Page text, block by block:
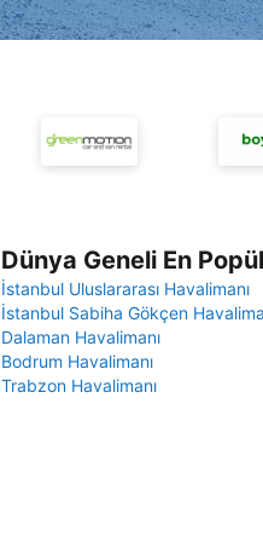
Dünya Geneli En
İstanbul Uluslararası Havalimanı
İstanbul Sabiha Gökçen
Dalaman Havalimanı
Bodrum Havalimanı
Trabzon Havalimanı